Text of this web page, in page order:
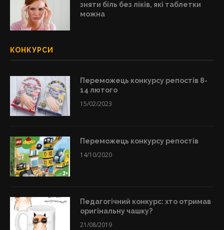
зняти біль без ліків, які таблетки
можна
КОНКУРСИ
Переможець конкурсу репостів 8-
14 лютого
15/02/2023
Переможець конкурсу репостів
14/10/2020
Педагогічний конкурс: хто отримав
оригінальну чашку?
21/08/2019